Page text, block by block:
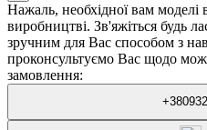
Нажаль, необхідної вам
виробництві. Зв'яжіться будь
зручним для Вас способом з
проконсультуємо Вас щодо
замовлення: